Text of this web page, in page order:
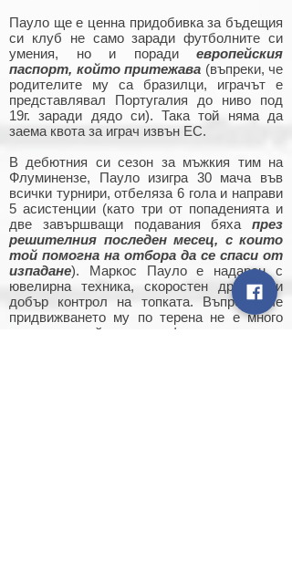
Пауло ще е ценна придобивка за бъдещия
си клуб не само заради футболните си
умения, но и поради европейския
паспорт, който притежава (въпреки, че
родителите му са бразилци, играчът е
представлявал Португалия до ниво под
19г. заради дядо си). Така той няма да
заема квота за играч извън ЕС.
В дебютния си сезон за мъжкия тим на
Флуминензе, Пауло изигра 30 мача във
всички турнири, отбеляза 6 гола и направи
5 асистенции (като три от попаденията и
две завършващи подавания бяха през
решителния последен месец, с които
той помогна на отбора да се спаси от
изпадане). Маркос Пауло е надарен с
ювелирна техника, скоростен дрибъл и
добър контрол на топката. Въпреки, че
придвижването му по терена не е много
грациозно, той е много ефективен играч –